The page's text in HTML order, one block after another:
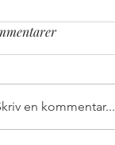
en kommentar...